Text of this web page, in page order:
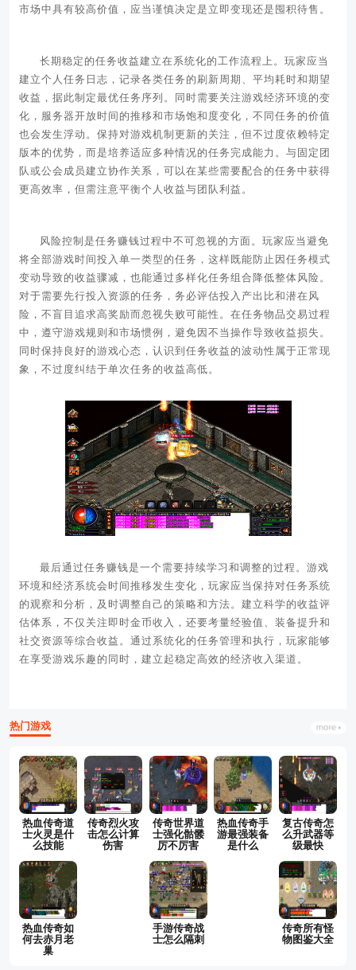
市场中具有较高价值，应当谨慎决定是立即变现还是囤积待售。
长期稳定的任务收益建立在系统化的工作流程上。玩家应当
建立个人任务日志，记录各类任务的刷新周期、平均耗时和期望
收益，据此制定最优任务序列。同时需要关注游戏经济环境的变
化，服务器开放时间的推移和市场饱和度变化，不同任务的价值
也会发生浮动。保持对游戏机制更新的关注，但不过度依赖特定
版本的优势，而是培养适应多种情况的任务完成能力。与固定团
队或公会成员建立协作关系，可以在某些需要配合的任务中获得
更高效率，但需注意平衡个人收益与团队利益。
风险控制是任务赚钱过程中不可忽视的方面。玩家应当避免
将全部游戏时间投入单一类型的任务，这样既能防止因任务模式
变动导致的收益骤减，也能通过多样化任务组合降低整体风险。
对于需要先行投入资源的任务，务必评估投入产出比和潜在风
险，不盲目追求高奖励而忽视失败可能性。在任务物品交易过程
中，遵守游戏规则和市场惯例，避免因不当操作导致收益损失。
同时保持良好的游戏心态，认识到任务收益的波动性属于正常现
象，不过度纠结于单次任务的收益高低。
最后通过任务赚钱是一个需要持续学习和调整的过程。游戏
环境和经济系统会时间推移发生变化，玩家应当保持对任务系统
的观察和分析，及时调整自己的策略和方法。建立科学的收益评
估体系，不仅关注即时金币收入，还要考量经验值、装备提升和
社交资源等综合收益。通过系统化的任务管理和执行，玩家能够
在享受游戏乐趣的同时，建立起稳定高效的经济收入渠道。
热门游戏
热血传奇道
士火灵是什
么技能
传奇烈火攻
击怎么计算
伤害
传奇世界道
士强化骷髅
厉不厉害
热血传奇手
游最强装备
是什么
复古传奇怎
么升武器等
级最快
热血传奇如
何去赤月老
巢
手游传奇战
士怎么隔刺
传奇所有怪
物图鉴大全